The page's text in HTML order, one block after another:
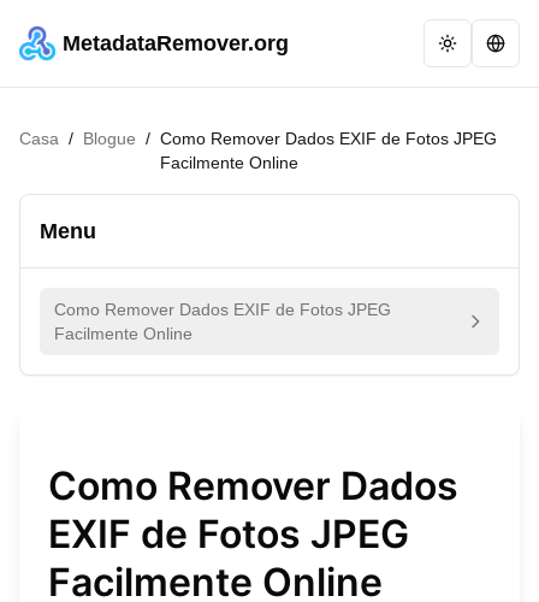
MetadataRemover.org
Casa / Blogue / Como Remover Dados EXIF de Fotos JPEG
Facilmente Online
Menu
Como Remover Dados EXIF de Fotos JPEG
Facilmente Online
Como Remover Dados
EXIF de Fotos JPEG
Facilmente Online